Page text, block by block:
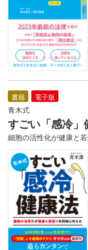
書籍 電子版
青木式
すごい「感冷」
細胞の活性化が健康と